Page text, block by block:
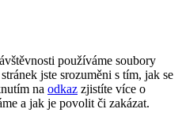
používáme soubory
jste srozuměni s tím, jak se
na odkaz zjistíte více o
a jak je povolit či zakázat.